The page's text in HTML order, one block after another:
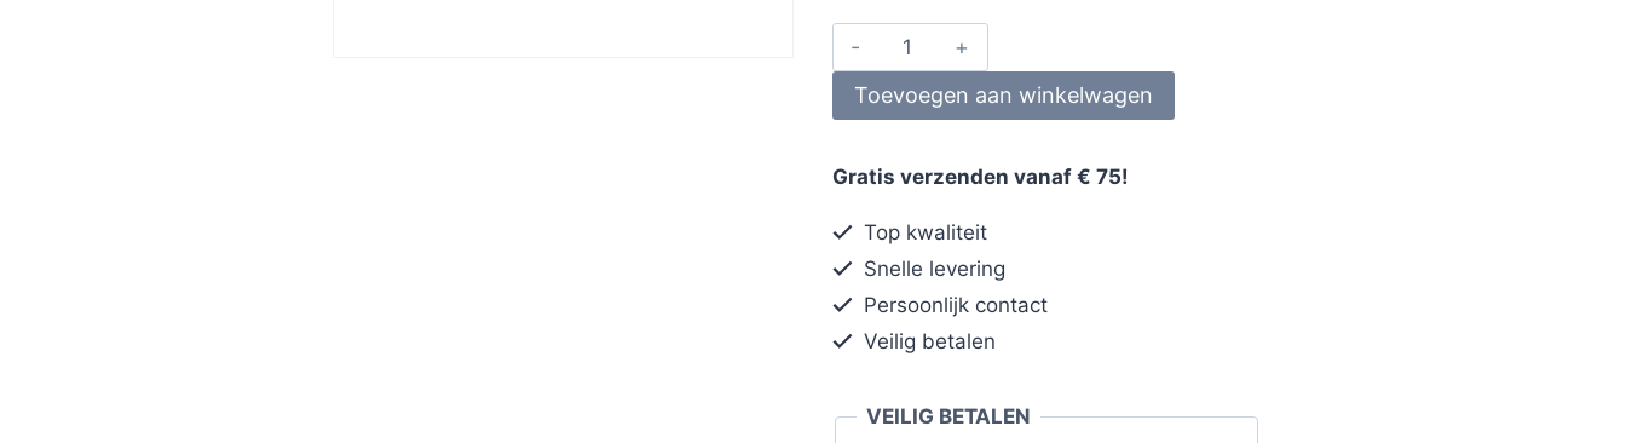
Toevoegen aan winkelwagen
Gratis verzenden vanaf € 75!
Top kwaliteit
Snelle levering
Persoonlijk contact
Veilig betalen
VEILIG BETALEN